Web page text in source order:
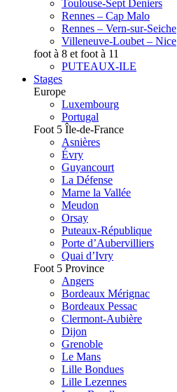
Toulouse-Sept Deniers
Rennes – Cap Malo
Rennes – Vern-sur-Seiche
Villeneuve-Loubet – Nice
foot à 8 et foot à 11
PUTEAUX-ILE
Stages
Europe
Luxembourg
Portugal
Foot 5 Île-de-France
Asnières
Évry
Guyancourt
La Défense
Marne la Vallée
Meudon
Orsay
Puteaux-République
Porte d’Aubervilliers
Quai d’Ivry
Foot 5 Province
Angers
Bordeaux Mérignac
Bordeaux Pessac
Clermont-Aubière
Dijon
Grenoble
Le Mans
Lille Bondues
Lille Lezennes